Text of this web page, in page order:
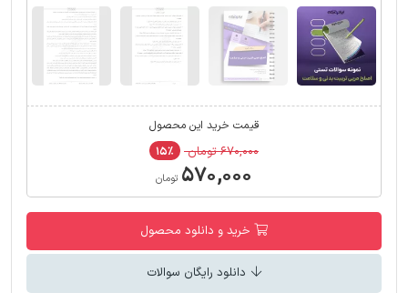
قیمت خرید این محصول
۶۷۰,۰۰۰ تومان ۱۵٪
۵۷۰,۰۰۰ تومان
خرید و دانلود محصول
دانلود رایگان سوالات